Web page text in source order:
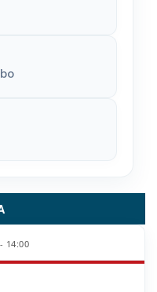
14:00